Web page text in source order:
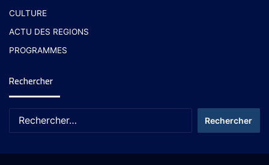
CULTURE
ACTU DES REGIONS
PROGRAMMES
Rechercher